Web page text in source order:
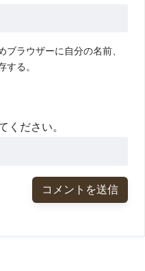
ラウザーに自分の名前、
する。
ください。